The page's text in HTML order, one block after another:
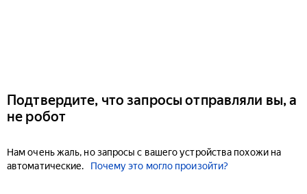
Подтвердите, что запросы отправляли вы, а
не робот
Нам очень жаль, но запросы с вашего устройства похожи на
автоматические.
Почему это могло произойти?